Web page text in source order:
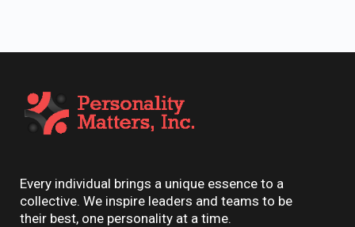
Every individual brings a unique essence to a
collective. We inspire leaders and teams to be
their best, one personality at a time.